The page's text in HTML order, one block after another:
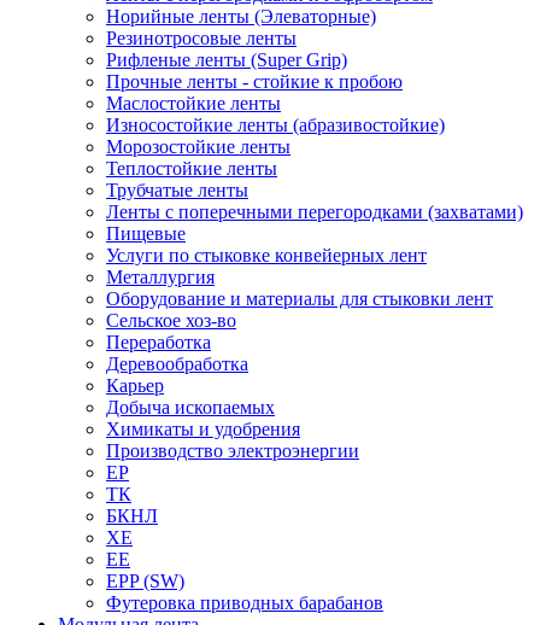
Норийные ленты (Элеваторные)
Резинотросовые ленты
Рифленые ленты (Super Grip)
Прочные ленты - стойкие к пробою
Маслостойкие ленты
Износостойкие ленты (абразивостойкие)
Морозостойкие ленты
Теплостойкие ленты
Трубчатые ленты
Ленты с поперечными перегородками (захватами)
Пищевые
Услуги по стыковке конвейерных лент
Металлургия
Оборудование и материалы для стыковки лент
Сельское хоз-во
Переработка
Деревообработка
Карьер
Добыча ископаемых
Химикаты и удобрения
Производство электроэнергии
EP
ТК
БКНЛ
XE
EE
EPP (SW)
Футеровка приводных барабанов